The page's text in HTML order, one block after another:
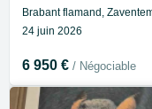
Brabant flamand,
24 juin 2026
6 950 € / Négociable